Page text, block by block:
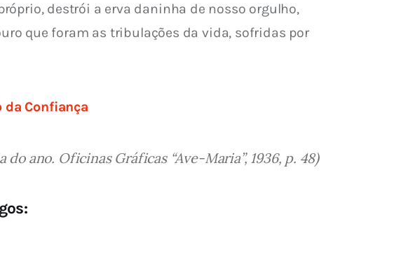
destrói a erva daninha de nosso orgulho,
que foram as tribulações da vida, sofridas por
da Confiança
ano. Oficinas Gráficas “Ave-Maria”, 1936, p. 48)